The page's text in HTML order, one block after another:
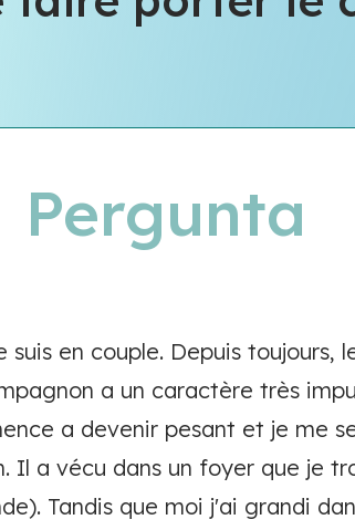
Pergunta
suis en couple. Depuis toujours,
a un caractère très
a devenir pesant et je me
Il a vécu dans un foyer que je
Tandis que moi j'ai grandi